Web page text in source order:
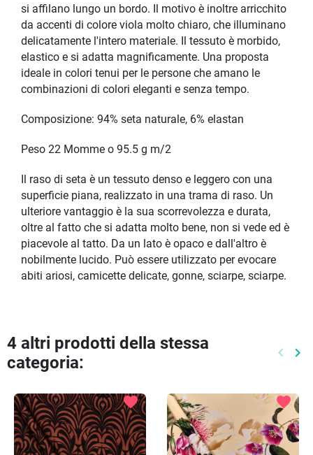
si affilano lungo un bordo. Il motivo è inoltre arricchito
da accenti di colore viola molto chiaro, che illuminano
delicatamente l'intero materiale. Il tessuto è morbido,
elastico e si adatta magnificamente. Una proposta
ideale in colori tenui per le persone che amano le
combinazioni di colori eleganti e senza tempo.
Composizione: 94% seta naturale, 6% elastan
Peso 22 Momme o 95.5 g m/2
Il raso di seta è un tessuto denso e leggero con una
superficie piana, realizzato in una trama di raso. Un
ulteriore vantaggio è la sua scorrevolezza e durata,
oltre al fatto che si adatta molto bene, non si vede ed è
piacevole al tatto. Da un lato è opaco e dall'altro è
nobilmente lucido. Può essere utilizzato per evocare
abiti ariosi, camicette delicate, gonne, sciarpe, sciarpe.
4 altri prodotti della stessa
categoria:
keyboard_arrow_left keyboard_arrow_right
favorite favorite